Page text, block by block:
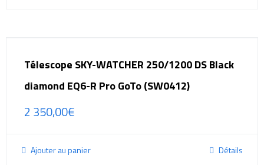
Télescope SKY-WATCHER 250/1200 DS Black
diamond EQ6-R Pro GoTo (SW0412)
2 350,00€
Ajouter au panier Détails